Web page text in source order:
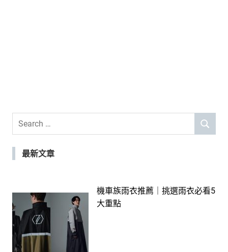
Search
SEARCH
最新文章
機車族雨衣推薦｜挑選雨衣必看5
大重點